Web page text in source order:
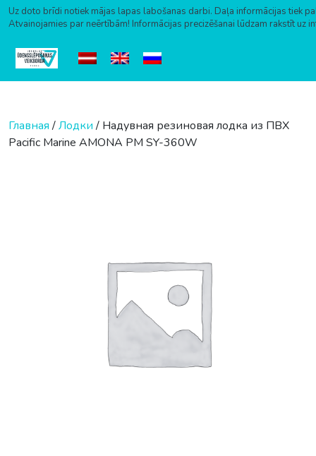
Uz doto brīdi notiek mājas lapas labošanas darbi. Daļa informācijas tiek
Atvainojamies par neērtībām! Informācijas precizēšanai lūdzam rakstīt uz
Главная/Лодки/ Надувная резиновая лодка из ПВХ
Pacific Marine AMONA PM SY-360W